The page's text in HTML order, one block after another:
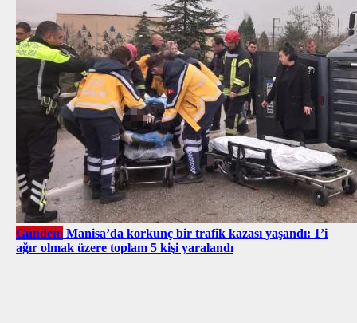
Gündem Manisa’da korkunç bir trafik kazası yaşandı: 1’i
ağır olmak üzere toplam 5 kişi yaralandı